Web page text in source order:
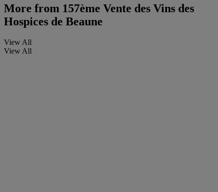
More from 157ème Vente des Vins des
Hospices de Beaune
View All
View All